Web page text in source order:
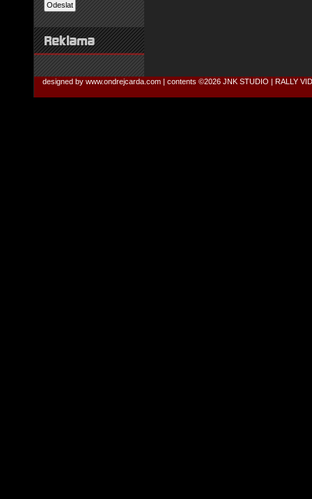
designed by www.ondrejcarda.com | contents ©2026 JNK STUDIO | RALLY